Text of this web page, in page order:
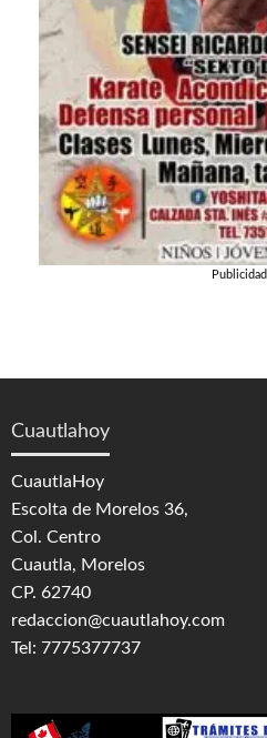
Publicidad
Cuautlahoy
CuautlaHoy
Escolta de Morelos 36,
Col. Centro
Cuautla, Morelos
CP. 62740
redaccion@cuautlahoy.com
Tel: 7775377737